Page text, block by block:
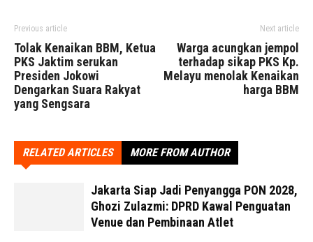
Previous article
Tolak Kenaikan BBM, Ketua
PKS Jaktim serukan
Presiden Jokowi
Dengarkan Suara Rakyat
yang Sengsara
Next article
Warga acungkan jempol
terhadap sikap PKS Kp.
Melayu menolak Kenaikan
harga BBM
RELATED ARTICLES MORE FROM AUTHOR
Jakarta Siap Jadi Penyangga PON 2028,
Ghozi Zulazmi: DPRD Kawal Penguatan
Venue dan Pembinaan Atlet